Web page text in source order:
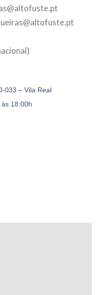
033 – Vila Real
18:00h